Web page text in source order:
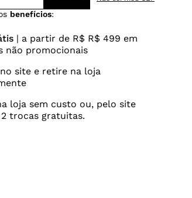
benefícios:
| a partir de R$ R$ 499 em
não promocionais
site e retire na loja
loja sem custo ou, pelo site
trocas gratuitas.